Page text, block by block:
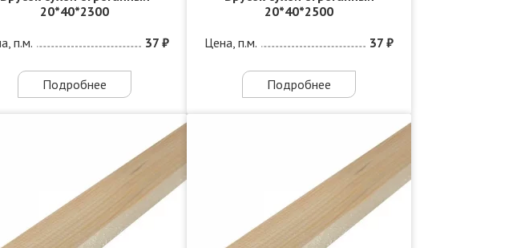
20*40*2300
п.м.
37 ₽
Подробнее
20*40*2500
Цена, п.м.
37 ₽
Подробнее